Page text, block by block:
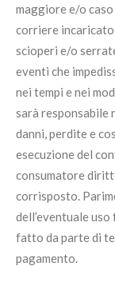
maggiore e/o
corriere incaricato
scioperi e/o
eventi che
nei tempi e nei
sarà responsabile
danni, perdite e
esecuzione del
consumatore
corrisposto.
dell’eventuale
fatto da parte di
pagamento.